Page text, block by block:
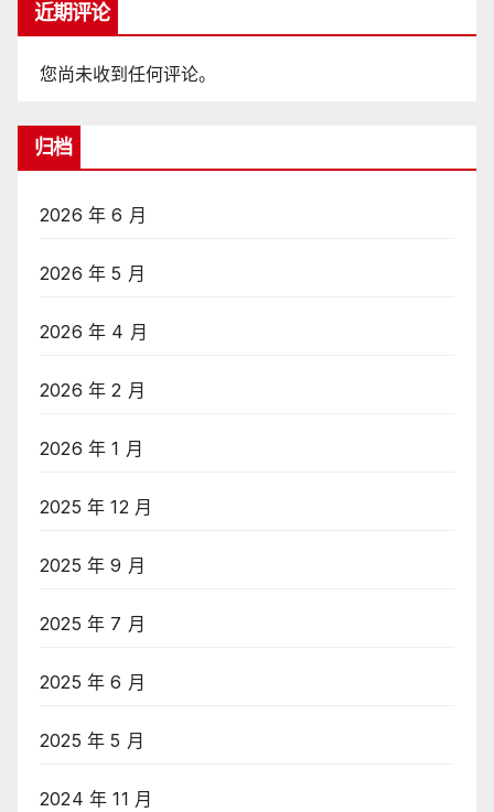
近期评论
您尚未收到任何评论。
归档
2026 年 6 月
2026 年 5 月
2026 年 4 月
2026 年 2 月
2026 年 1 月
2025 年 12 月
2025 年 9 月
2025 年 7 月
2025 年 6 月
2025 年 5 月
2024 年 11 月